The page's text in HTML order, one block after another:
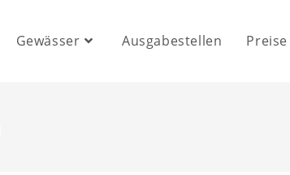
Gewässer Ausgabestellen Preise